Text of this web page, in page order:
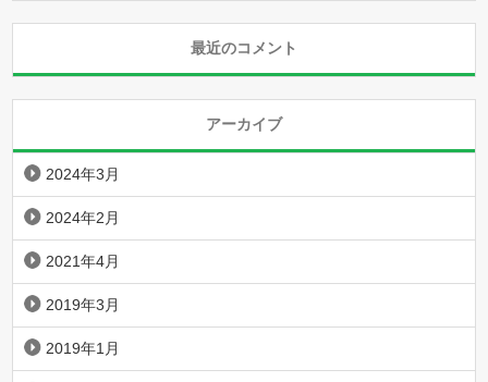
最近のコメント
アーカイブ
2024年3月
2024年2月
2021年4月
2019年3月
2019年1月